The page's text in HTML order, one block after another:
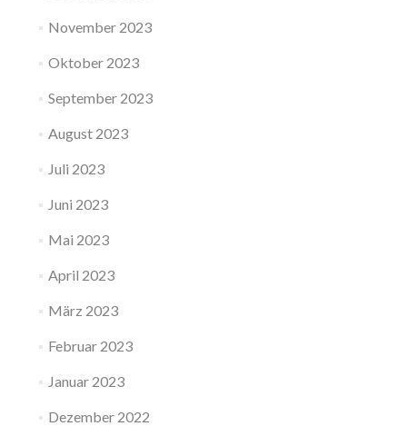
November 2023
Oktober 2023
September 2023
August 2023
Juli 2023
Juni 2023
Mai 2023
April 2023
März 2023
Februar 2023
Januar 2023
Dezember 2022